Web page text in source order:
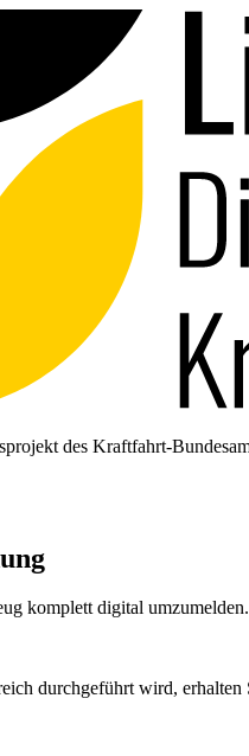
des Kraftfahrt-
komplett digital
durchgeführt wird, erhalten